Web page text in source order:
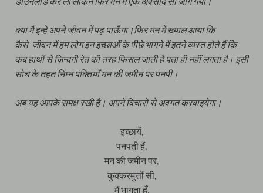
क्या मैं इन्हे अपने जीवन में पढ़ पाऊँगा।फिर मन में ख्याल आया कि
कैसे जीवन में हम लोग इन इच्छाओं के पीछे भागने में इतने व्यस्त होते हैं कि
कब हाथों से ज़िन्दगी रेत की तरह फिसल जाती है पता ही नहीं लगता है। इसी
सोच के तहत निम्न पंक्तियाँ मन की जमीन पर पनपी।
अब यह आपके समक्ष रखी है। अपने विचारों से अवगत करवाइयेगा।
इच्छायें,
पनपती हैं,
मन की जमीन पर,
कुक्करमुत्तों सी,
मैं भागता हूँ,